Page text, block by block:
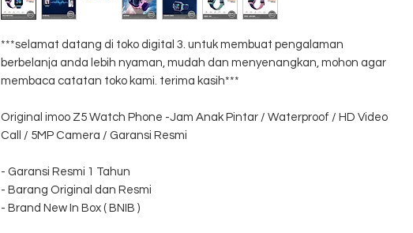
***selamat datang di toko digital 3. untuk membuat pengalaman
berbelanja anda lebih nyaman, mudah dan menyenangkan, mohon agar
membaca catatan toko kami. terima kasih***
Original imoo Z5 Watch Phone -Jam Anak Pintar / Waterproof / HD Video
Call / 5MP Camera / Garansi Resmi
- Garansi Resmi 1 Tahun
- Barang Original dan Resmi
- Brand New In Box ( BNIB )